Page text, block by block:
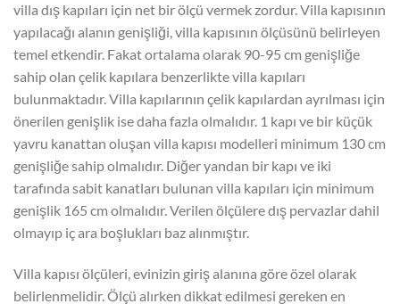
villa dış kapıları için net bir ölçü vermek zordur. Villa kapısının
yapılacağı alanın genişliği, villa kapısının ölçüsünü belirleyen
temel etkendir. Fakat ortalama olarak 90-95 cm genişliğe
sahip olan çelik kapılara benzerlikte villa kapıları
bulunmaktadır. Villa kapılarının çelik kapılardan ayrılması için
önerilen genişlik ise daha fazla olmalıdır. 1 kapı ve bir küçük
yavru kanattan oluşan villa kapısı modelleri minimum 130 cm
genişliğe sahip olmalıdır. Diğer yandan bir kapı ve iki
tarafında sabit kanatları bulunan villa kapıları için minimum
genişlik 165 cm olmalıdır. Verilen ölçülere dış pervazlar dahil
olmayıp iç ara boşlukları baz alınmıştır.
Villa kapısı ölçüleri, evinizin giriş alanına göre özel olarak
belirlenmelidir. Ölçü alırken dikkat edilmesi gereken en